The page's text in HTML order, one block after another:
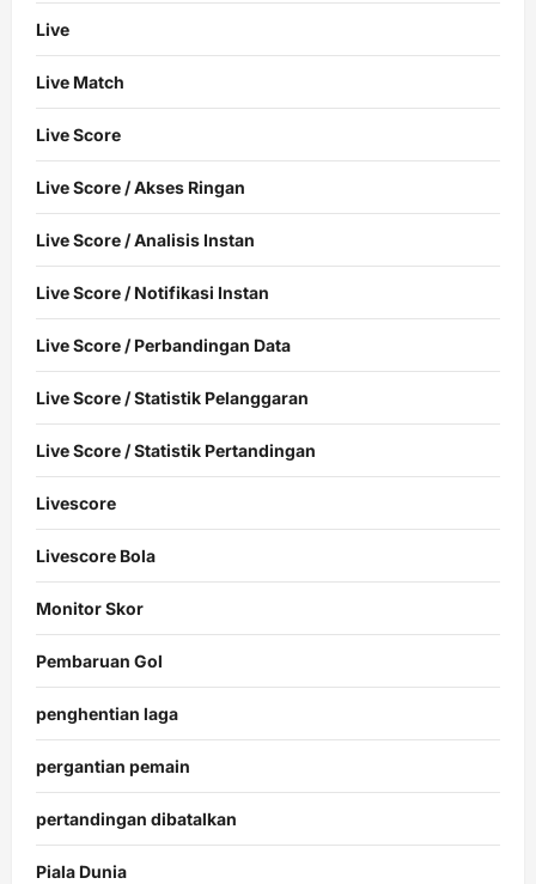
Live
Live Match
Live Score
Live Score / Akses Ringan
Live Score / Analisis Instan
Live Score / Notifikasi Instan
Live Score / Perbandingan Data
Live Score / Statistik Pelanggaran
Live Score / Statistik Pertandingan
Livescore
Livescore Bola
Monitor Skor
Pembaruan Gol
penghentian laga
pergantian pemain
pertandingan dibatalkan
Piala Dunia